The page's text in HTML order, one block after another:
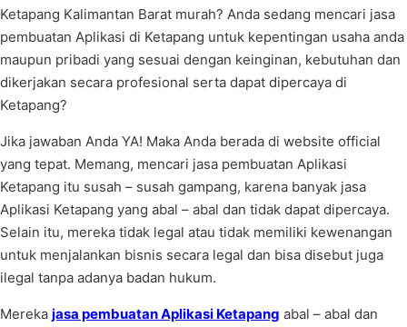
Ketapang Kalimantan Barat murah? Anda sedang mencari jasa
pembuatan Aplikasi di Ketapang untuk kepentingan usaha anda
maupun pribadi yang sesuai dengan keinginan, kebutuhan dan
dikerjakan secara profesional serta dapat dipercaya di
Ketapang?
Jika jawaban Anda YA! Maka Anda berada di website official
yang tepat. Memang, mencari jasa pembuatan Aplikasi
Ketapang itu susah – susah gampang, karena banyak jasa
Aplikasi Ketapang yang abal – abal dan tidak dapat dipercaya.
Selain itu, mereka tidak legal atau tidak memiliki kewenangan
untuk menjalankan bisnis secara legal dan bisa disebut juga
ilegal tanpa adanya badan hukum.
Mereka jasa pembuatan Aplikasi Ketapang abal – abal dan